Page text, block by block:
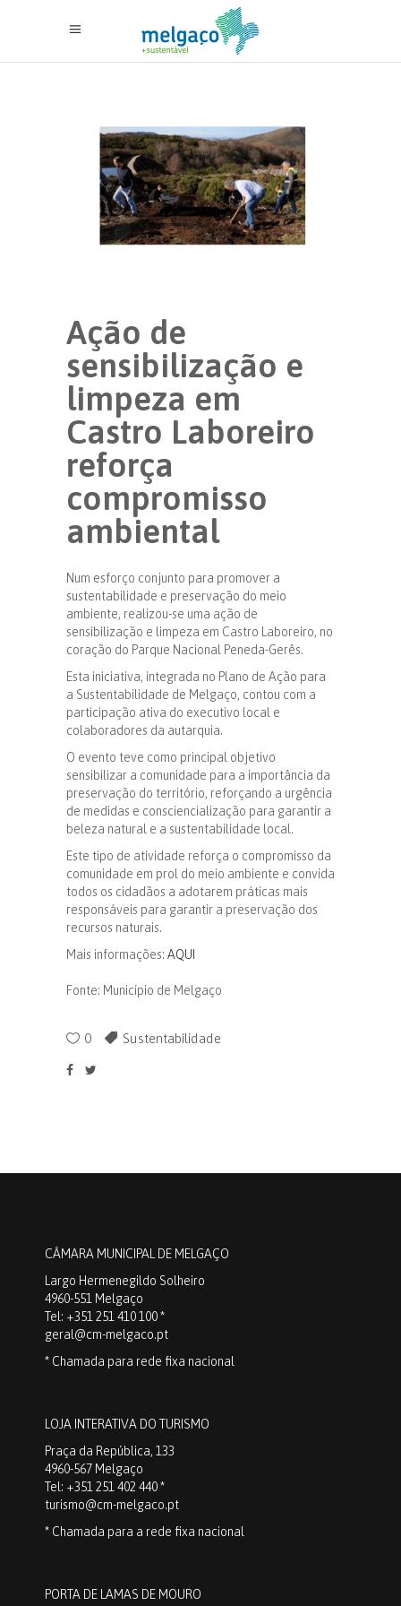
Ação de
sensibilização e
limpeza em
Castro Laboreiro
reforça
compromisso
ambiental
Num esforço conjunto para promover a
sustentabilidade e preservação do meio
ambiente, realizou-se uma ação de
sensibilização e limpeza em Castro Laboreiro, no
coração do Parque Nacional Peneda-Gerês.
Esta iniciativa, integrada no Plano de Ação para
a Sustentabilidade de Melgaço, contou com a
participação ativa do executivo local e
colaboradores da autarquia.
O evento teve como principal objetivo
sensibilizar a comunidade para a importância da
preservação do território, reforçando a urgência
de medidas e consciencialização para garantir a
beleza natural e a sustentabilidade local.
Este tipo de atividade reforça o compromisso da
comunidade em prol do meio ambiente e convida
todos os cidadãos a adotarem práticas mais
responsáveis para garantir a preservação dos
recursos naturais.
Mais informações: AQUI
Fonte: Município de Melgaço
0 Sustentabilidade
CÂMARA MUNICIPAL DE MELGAÇO
Largo Hermenegildo Solheiro
4960-551 Melgaço
Tel: +351 251 410 100 *
geral@cm-melgaco.pt
* Chamada para rede fixa nacional
LOJA INTERATIVA DO TURISMO
Praça da República, 133
4960-567 Melgaço
Tel: +351 251 402 440 *
turismo@cm-melgaco.pt
* Chamada para a rede fixa nacional
PORTA DE LAMAS DE MOURO